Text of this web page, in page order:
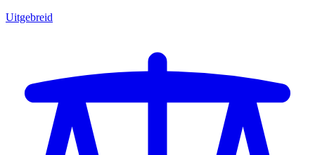
Uitgebreid